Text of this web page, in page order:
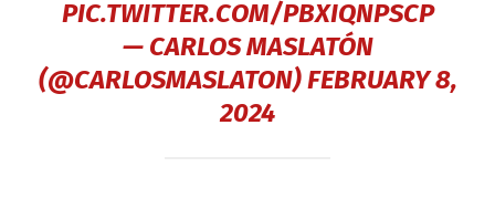
PIC.TWITTER.COM/PBXIQNPSCP
— CARLOS MASLATÓN
(@CARLOSMASLATON)FEBRUARY 8,
2024